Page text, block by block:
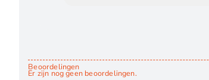
Beoordelingen
Er zijn nog geen beoordelingen.